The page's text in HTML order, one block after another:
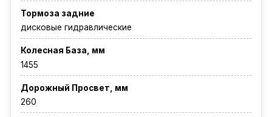
Тормоза задние
дисковые гидравлические
Колесная База, мм
1455
Дорожный Просвет, мм
260